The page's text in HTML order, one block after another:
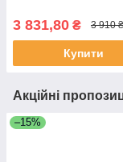
3 831,80 ₴ 3 910 ₴
Купити
Акційні
–15%